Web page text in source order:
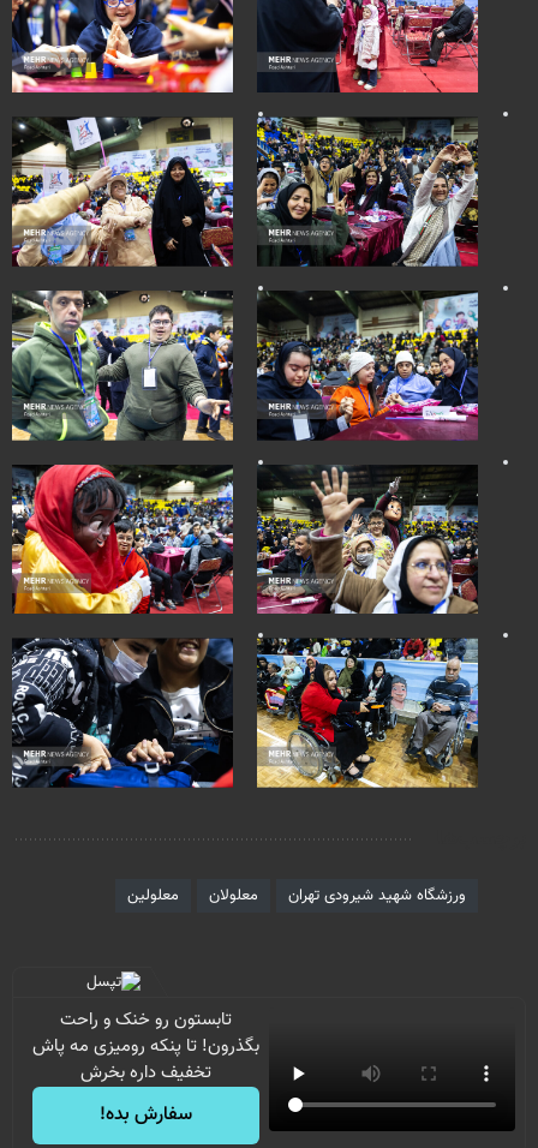
ورزشگاه شهید شیرودی تهران معلولان معلولین
تابستون رو خنک و راحت
بگذرون! تا پنکه رومیزی مه پاش
تخفیف داره بخرش
سفارش بده!